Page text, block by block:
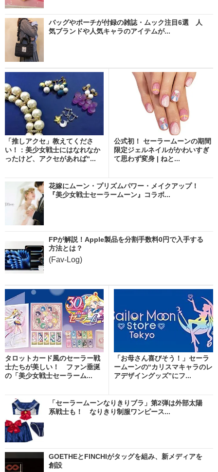
バッグやポーチが付録の雑誌・ムック注目6選 人
気ブランドや人気キャラのアイテムが...
「推しアクセ」教えてくださ
い！：美少女戦士にはなれなか
ったけど、アクセがあれば“...
公式初！ セーラームーンの期間
限定ジェルネイルがかわいすぎ
て思わず変身 | ねと...
花嫁にムーン・プリズムパワー・メイクアップ！
『美少女戦士セーラームーン』コラボ...
FPが解説！Apple製品を分割手数料0円で入手する
方法とは？
(Fav-Log)
タロットカード風のセーラー戦
士たちが美しい！ ファン垂涎
の「美少女戦士セーラーム...
「お母さん喜びそう！」セーラ
ームーンの“カリスマキャラのレ
アデザイングッズ”にフ...
「セーラームーンなりきりブラ」第2弾は外部太陽
系戦士も！ なりきり制服ワンピース...
GOETHEとFINCHIがタッグを組み、新メディアを
創設